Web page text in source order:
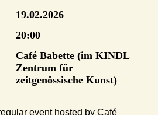
19.02.2026
20:00
Café Babette (im KINDL
Zentrum für
zeitgenössische Kunst)
event hosted by Café